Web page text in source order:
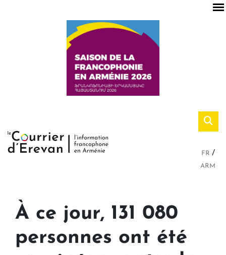
FR
ARM
À ce jour, 131 080
personnes ont été